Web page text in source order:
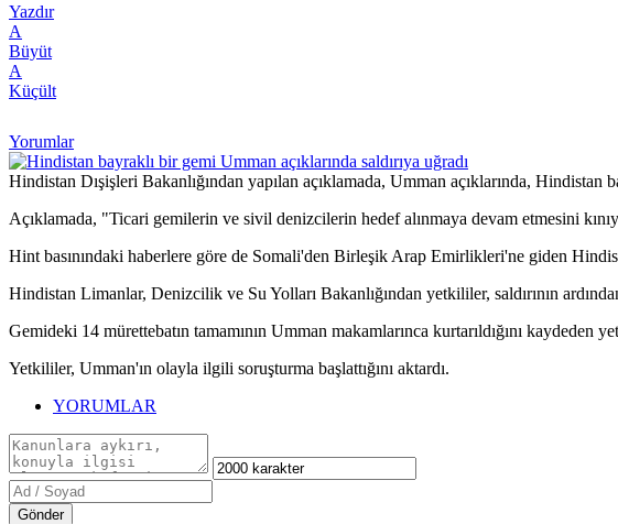
Yazdır
A
Büyüt
A
Küçült
Yorumlar
Hindistan Dışişleri Bakanlığından yapılan açıklamada, Umman açıklarında,
Açıklamada, "Ticari gemilerin ve sivil denizcilerin hedef alınmaya devam etmesini
Hint basınındaki haberlere göre de Somali'den Birleşik Arap Emirlikleri'ne giden
Hindistan Limanlar, Denizcilik ve Su Yolları Bakanlığından yetkililer, saldırının
Gemideki 14 mürettebatın tamamının Umman makamlarınca kurtarıldığını kaydeden
Yetkililer, Umman'ın olayla ilgili soruşturma başlattığını aktardı.
YORUMLAR
Gönder